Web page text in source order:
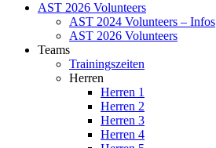
AST 2026 Volunteers
AST 2024 Volunteers – Infos
AST 2026 Volunteers
Teams
Trainingszeiten
Herren
Herren 1
Herren 2
Herren 3
Herren 4